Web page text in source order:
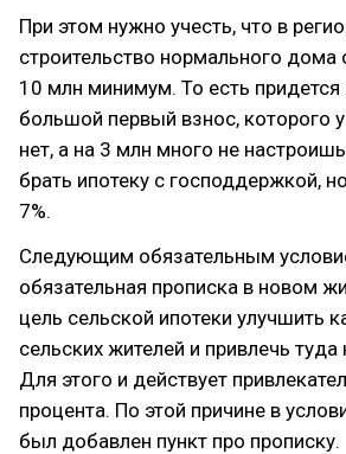
При этом нужно учесть, что в
строительство нормального дома
10 млн минимум. То есть придется
большой первый взнос, которого
нет, а на 3 млн много не
брать ипотеку с господдержкой,
7%.
Следующим обязательным
обязательная прописка в новом
цель сельской ипотеки улучшить
сельских жителей и привлечь
Для этого и действует
процента. По этой причине в
был добавлен пункт про прописку.